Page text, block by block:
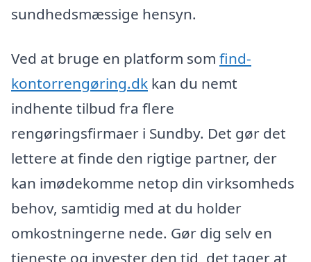
sundhedsmæssige hensyn.
Ved at bruge en platform som find-
kontorrengøring.dk kan du nemt
indhente tilbud fra flere
rengøringsfirmaer i Sundby. Det gør det
lettere at finde den rigtige partner, der
kan imødekomme netop din virksomheds
behov, samtidig med at du holder
omkostningerne nede. Gør dig selv en
tjeneste og invester den tid, det tager at